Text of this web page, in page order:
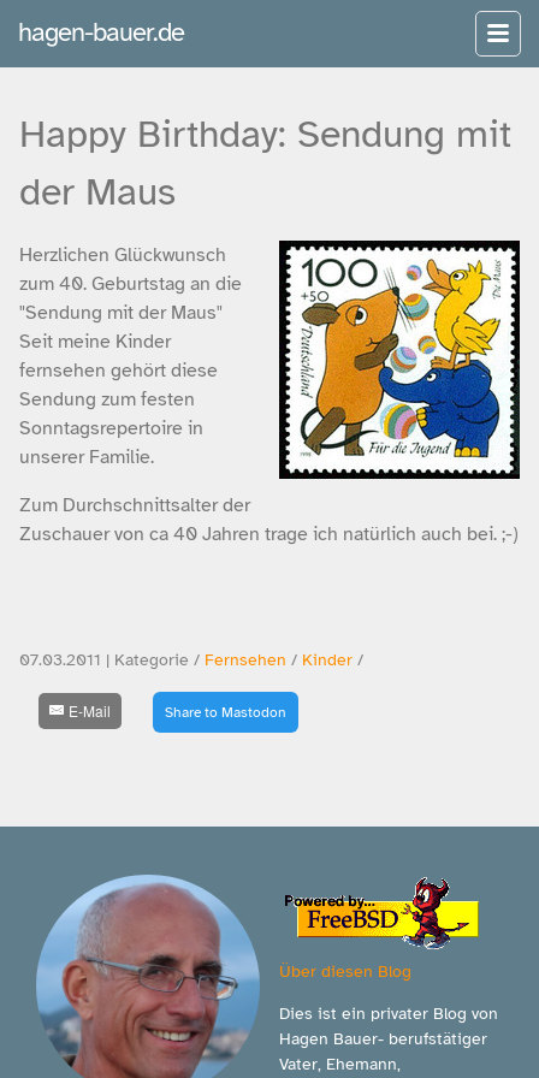
hagen-bauer.de
Happy Birthday: Sendung mit
der Maus
Herzlichen Glückwunsch
zum 40. Geburtstag an die
"Sendung mit der Maus"
Seit meine Kinder
fernsehen gehört diese
Sendung zum festen
Sonntagsrepertoire in
unserer Familie.
Zum Durchschnittsalter der
Zuschauer von ca 40 Jahren trage ich natürlich auch bei. ;-)
07.03.2011 | Kategorie / Fernsehen / Kinder /
E-Mail Share to Mastodon
Über diesen Blog
Dies ist ein privater Blog von
Hagen Bauer- berufstätiger
Vater, Ehemann,